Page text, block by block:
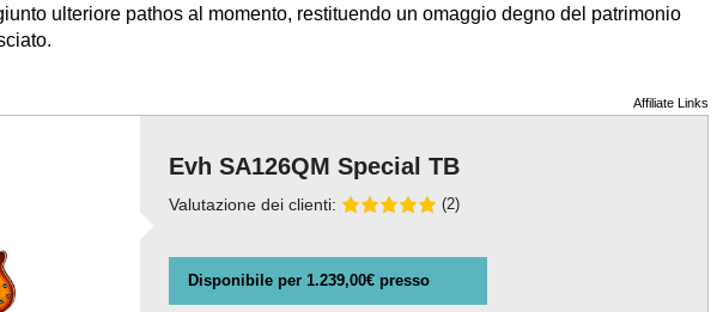
ulteriore pathos al momento, restituendo un omaggio degno del patrimonio
Affiliate Links
Evh SA126QM Special TB
Valutazione dei clienti: (2)
Disponibile per 1.239,00€ presso